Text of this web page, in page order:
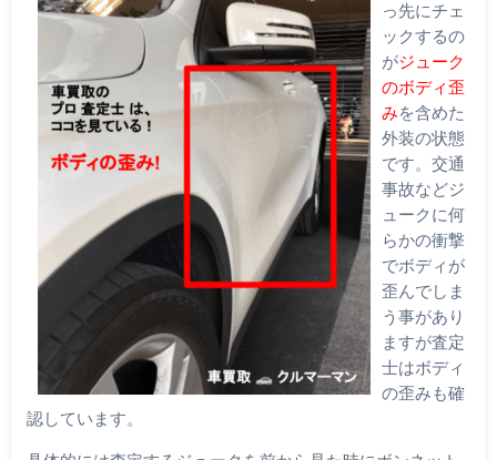
っ先にチェ
ックするの
がジューク
のボディ歪
みを含めた
外装の状態
です。交通
事故などジ
ュークに何
らかの衝撃
でボディが
歪んでしま
う事があり
ますが査定
士はボディ
の歪みも確
認しています。